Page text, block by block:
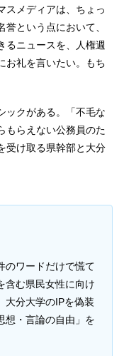
スメディアは、ちょっ
という点において、
るニュースを、人権週
お礼を言いたい。もち
ックがある。「不毛な
もらえない公務員のた
受け取る県幹部と大分
のワードだけで慌て
含む県民女性に向け
大分大学のIPを偽装
想・言論の自由」を